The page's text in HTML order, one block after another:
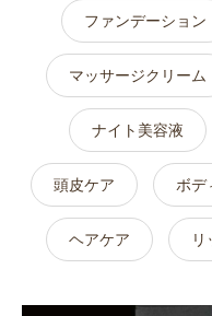
ファンデーション
マッサージクリーム
ナイト美容液
頭皮ケア ボデ
ヘアケア